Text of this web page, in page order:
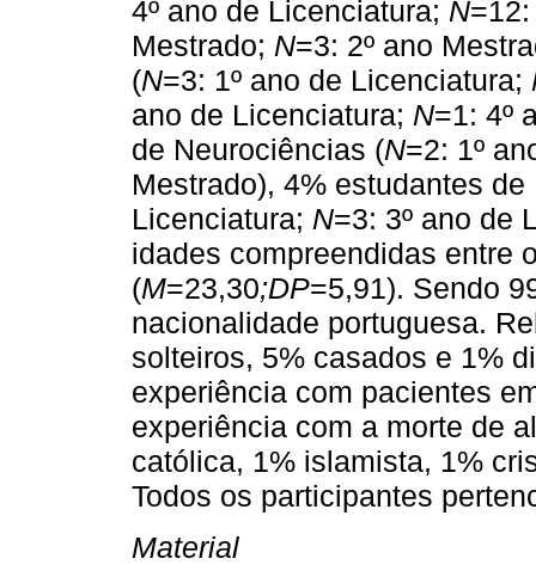
4º ano de Licenciatura; N
Mestrado; N=3: 2º ano
(N=3: 1º ano de Licenciatura;
ano de Licenciatura; N=1: 4º
de Neurociências (N=2: 1º
Mestrado), 4% estudantes de
Licenciatura; N=3: 3º ano de
idades compreendidas entre
(M=23,30;DP=5,91). Sendo
nacionalidade portuguesa.
solteiros, 5% casados e 1%
experiência com pacientes
experiência com a morte de
católica, 1% islamista, 1%
Todos os participantes
Material